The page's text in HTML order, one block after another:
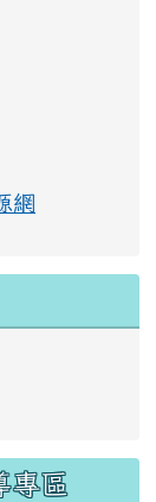
網
專區